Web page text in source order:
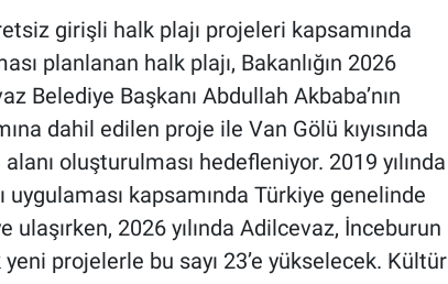
girişli halk plajı projeleri kapsamında
planlanan halk plajı, Bakanlığın 2026
Belediye Başkanı Abdullah Akbaba’nın
dahil edilen proje ile Van Gölü kıyısında
oluşturulması hedefleniyor. 2019 yılında
kapsamında Türkiye genelinde
ulaşırken, 2026 yılında Adilcevaz, İnceburun
projelerle bu sayı 23’e yükselecek. Kültür